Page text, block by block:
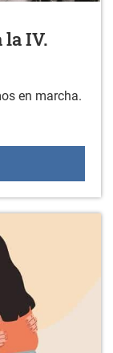
IV.
en marcha.
la inscripción